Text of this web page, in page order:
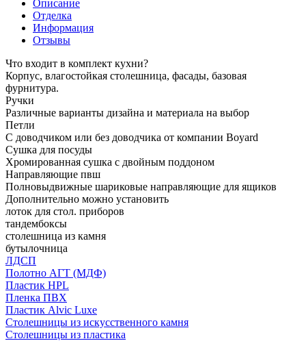
Описание
Отделка
Информация
Отзывы
Что входит в комплект кухни?
Корпус, влагостойкая столешница, фасады, базовая
фурнитура.
Ручки
Различные варианты дизайна и материала на выбор
Петли
С доводчиком или без доводчика от компании Boyard
Сушка для посуды
Хромированная сушка с двойным поддоном
Направляющие пвш
Полновыдвижные шариковые направляющие для ящиков
Дополнительно можно установить
лоток для стол. приборов
тандембоксы
столешница из камня
бутылочница
ЛДСП
Полотно АГТ (МДФ)
Пластик HPL
Пленка ПВХ
Пластик Alvic Luxe
Столешницы из искусственного камня
Столешницы из пластика